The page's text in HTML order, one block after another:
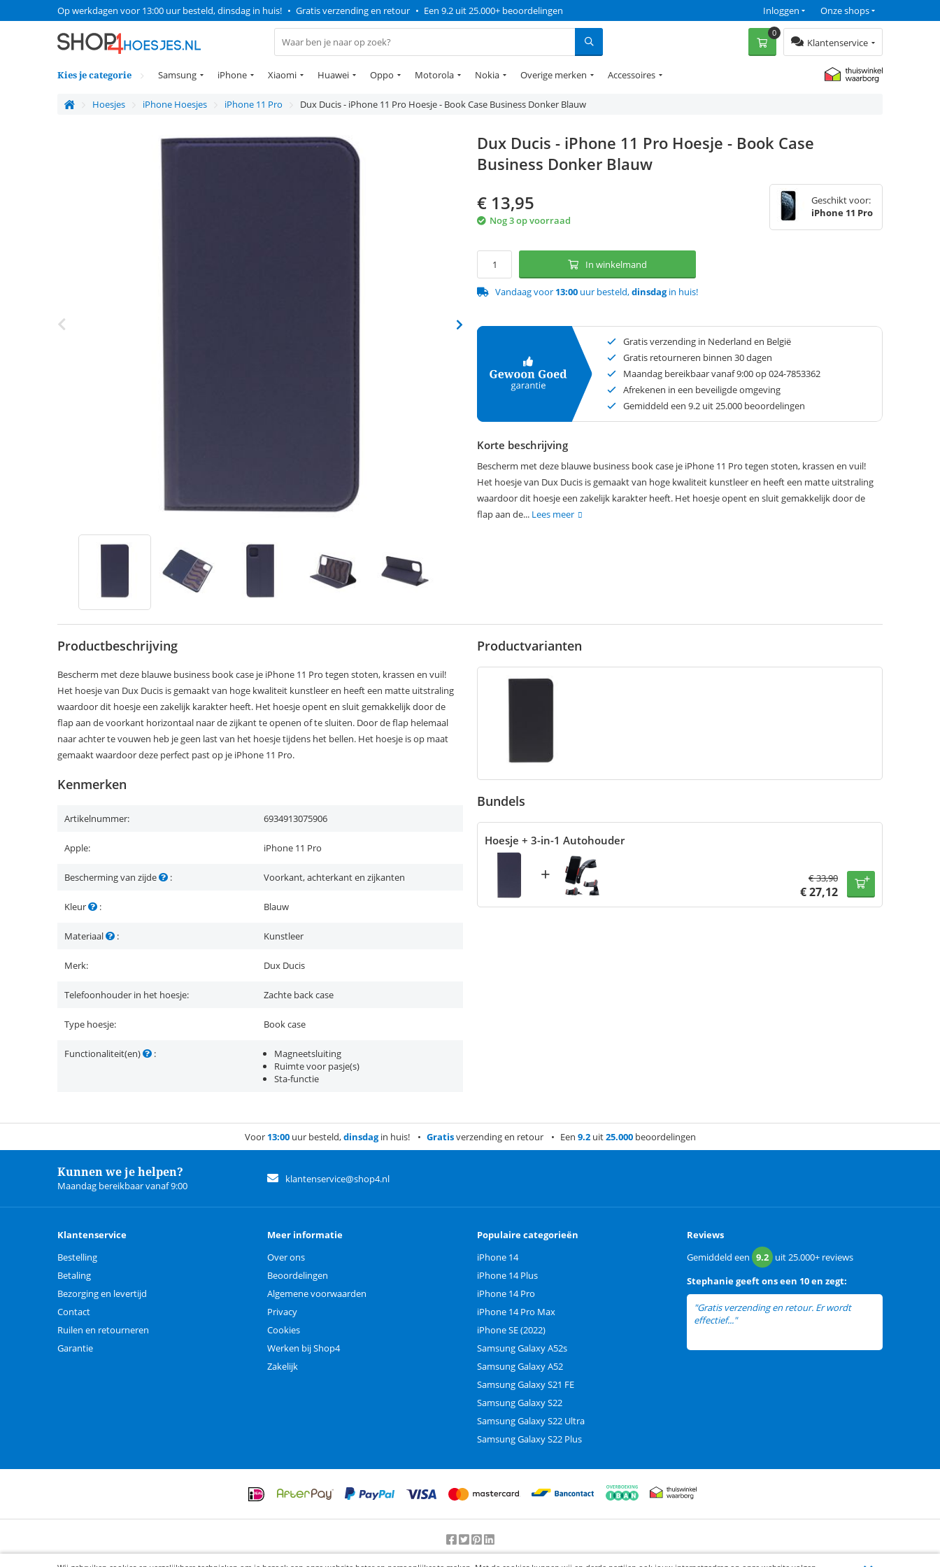
Op werkdagen voor 13:00 uur besteld, dinsdag in huis! • Gratis verzending en retour • Een 9.2 uit 25.000+ beoordelingen Onze shops
Inloggen
Klantenservice
0
Kies je categorie Samsung iPhone Xiaomi Huawei Oppo Motorola Nokia Overige merken Accessoires
Hoesjes iPhone Hoesjes iPhone 11 Pro Dux Ducis - iPhone 11 Pro Hoesje - Book Case Business Donker Blauw
Dux Ducis - iPhone 11 Pro Hoesje - Book Case
Business Donker Blauw
€ 13,95
Nog 3 op voorraad
Geschikt voor:
iPhone 11 Pro
In winkelmand
Vandaag voor 13:00 uur besteld,dinsdagin huis!
Gratis verzending in Nederland en België
Gratis retourneren binnen 30 dagen
Maandag bereikbaar vanaf 9:00 op 024-7853362
Afrekenen in een beveiligde omgeving
Gemiddeld een 9.2 uit 25.000 beoordelingen
Korte beschrijving
Bescherm met deze blauwe business book case je iPhone 11 Pro tegen stoten, krassen en vuil!
Het hoesje van Dux Ducis is gemaakt van hoge kwaliteit kunstleer en heeft een matte uitstraling
waardoor dit hoesje een zakelijk karakter heeft. Het hoesje opent en sluit gemakkelijk door de
flap aan de... Lees meer
Productbeschrijving
Bescherm met deze blauwe business book case je iPhone 11 Pro tegen stoten, krassen en vuil!
Het hoesje van Dux Ducis is gemaakt van hoge kwaliteit kunstleer en heeft een matte uitstraling
waardoor dit hoesje een zakelijk karakter heeft. Het hoesje opent en sluit gemakkelijk door de
flap aan de voorkant horizontaal naar de zijkant te openen of te sluiten. Door de flap helemaal
naar achter te vouwen heb je geen last van het hoesje tijdens het bellen. Het hoesje is op maat
gemaakt waardoor deze perfect past op je iPhone 11 Pro.
Kenmerken
Artikelnummer: 6934913075906
Apple: iPhone 11 Pro
Bescherming van zijde : Voorkant, achterkant en zijkanten
Kleur : Blauw
Materiaal : Kunstleer
Merk: Dux Ducis
Telefoonhouder in het hoesje: Zachte back case
Type hoesje: Book case
Functionaliteit(en) :
Magneetsluiting
Ruimte voor pasje(s)
Sta-functie
Productvarianten
Bundels
Hoesje + 3-in-1 Autohouder
+ €33,90
€27,12
Voor 13:00uur besteld,dinsdagin huis! Gratisverzending en retour Een 9.2uit25.000beoordelingen
Kunnen we je helpen?
Maandag bereikbaar vanaf 9:00
klantenservice@shop4.nl
Klantenservice
Bestelling
Betaling
Bezorging en levertijd
Contact
Ruilen en retourneren
Garantie
Meer informatie
Over ons
Beoordelingen
Algemene voorwaarden
Privacy
Cookies
Werken bij Shop4
Zakelijk
Populaire categorieën
iPhone 14
iPhone 14 Plus
iPhone 14 Pro
iPhone 14 Pro Max
iPhone SE (2022)
Samsung Galaxy A52s
Samsung Galaxy A52
Samsung Galaxy S21 FE
Samsung Galaxy S22
Samsung Galaxy S22 Ultra
Samsung Galaxy S22 Plus
Reviews
Gemiddeld een 9.2 uit25.000+ reviews
Stephaniegeeft ons een 10 en zegt:
"Gratis verzending en retour. Er wordt
effectief..."
Beoordeling door klanten:9.2/10-25000beoordelingen